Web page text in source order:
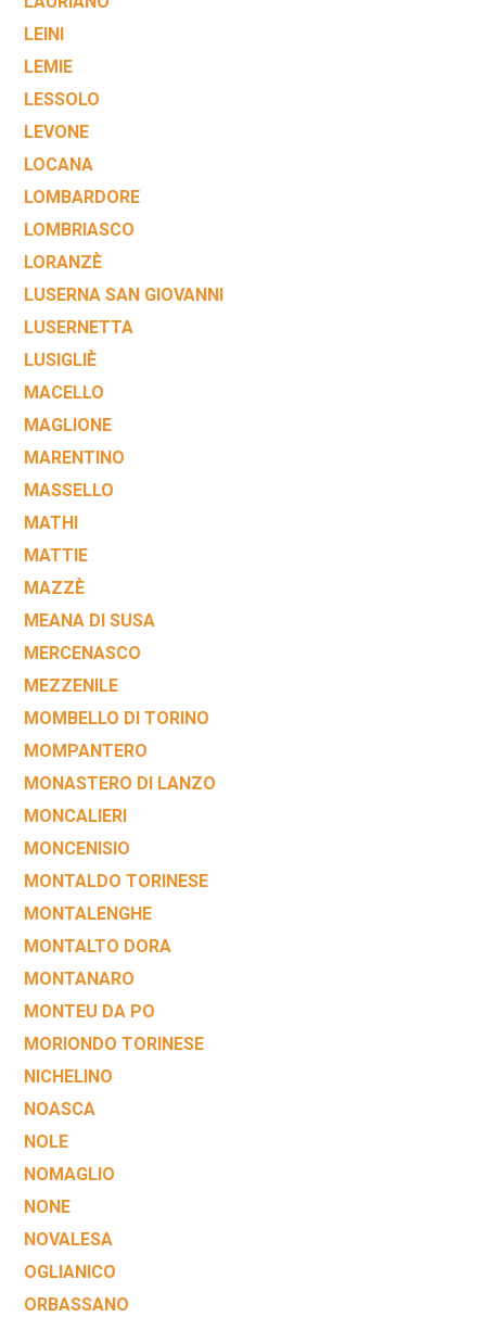
LEINI
LEMIE
LESSOLO
LEVONE
LOCANA
LOMBARDORE
LOMBRIASCO
LORANZÈ
LUSERNA SAN GIOVANNI
LUSERNETTA
LUSIGLIÈ
MACELLO
MAGLIONE
MARENTINO
MASSELLO
MATHI
MATTIE
MAZZÈ
MEANA DI SUSA
MERCENASCO
MEZZENILE
MOMBELLO DI TORINO
MOMPANTERO
MONASTERO DI LANZO
MONCALIERI
MONCENISIO
MONTALDO TORINESE
MONTALENGHE
MONTALTO DORA
MONTANARO
MONTEU DA PO
MORIONDO TORINESE
NICHELINO
NOASCA
NOLE
NOMAGLIO
NONE
NOVALESA
OGLIANICO
ORBASSANO